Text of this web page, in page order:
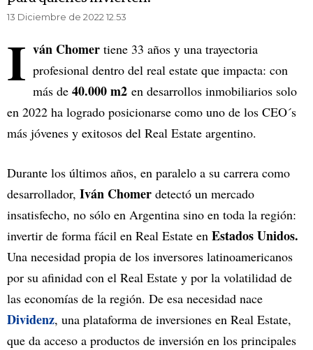
13 Diciembre de 2022 12.53
I ván Chomer tiene 33 años y una trayectoria
profesional dentro del real estate que impacta: con
más de 40.000 m2 en desarrollos inmobiliarios solo
en 2022 ha logrado posicionarse como uno de los CEO´s
más jóvenes y exitosos del Real Estate argentino.
Durante los últimos años, en paralelo a su carrera como
desarrollador, Iván Chomer detectó un mercado
insatisfecho, no sólo en Argentina sino en toda la región:
invertir de forma fácil en Real Estate en Estados Unidos.
Una necesidad propia de los inversores latinoamericanos
por su afinidad con el Real Estate y por la volatilidad de
las economías de la región. De esa necesidad nace
Dividenz, una plataforma de inversiones en Real Estate,
que da acceso a productos de inversión en los principales